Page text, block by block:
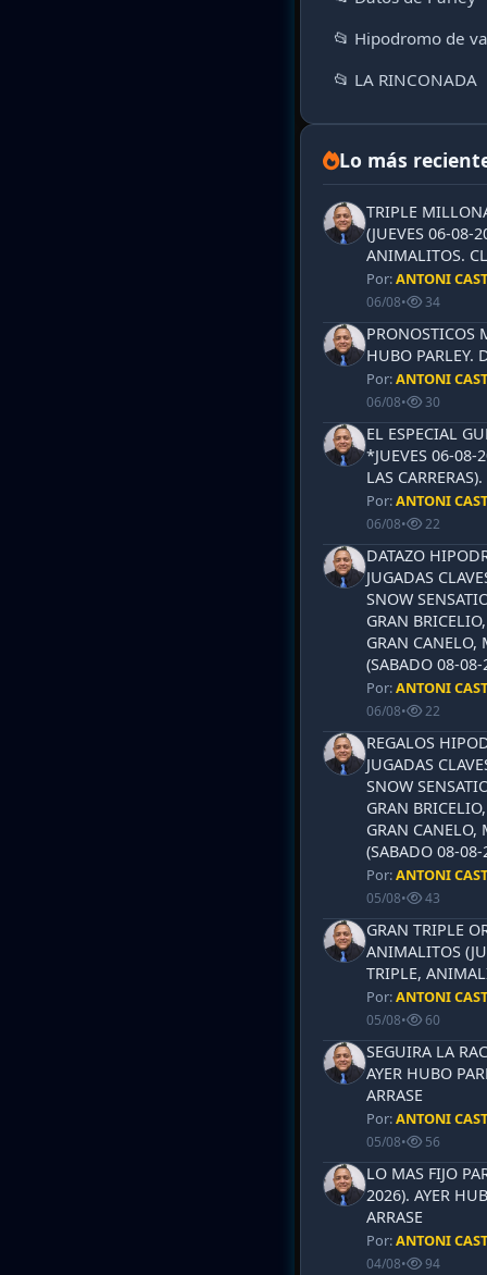
📂 Hipodromo de
📂 LA RINCONADA
Lo más
TRIPLE
(JUEVES 06-08-
ANIMALITOS.
Por:ANTONI
06/08• 34
PRONOSTICOS
HUBO PARLEY.
Por:ANTONI
06/08• 30
EL ESPECIAL
*JUEVES 06-08-
LAS
Por:ANTONI
06/08• 22
DATAZO
JUGADAS
SNOW
GRAN
GRAN CANELO,
(SABADO 08-
Por:ANTONI
06/08• 22
REGALOS
JUGADAS
SNOW
GRAN
GRAN CANELO,
(SABADO 08-
Por:ANTONI
05/08• 43
GRAN TRIPLE
ANIMALITOS
TRIPLE,
Por:ANTONI
05/08• 60
SEGUIRA LA
AYER HUBO
ARRASE
Por:ANTONI
05/08• 56
LO MAS FIJO
2026). AYER
ARRASE
Por:ANTONI
04/08• 94